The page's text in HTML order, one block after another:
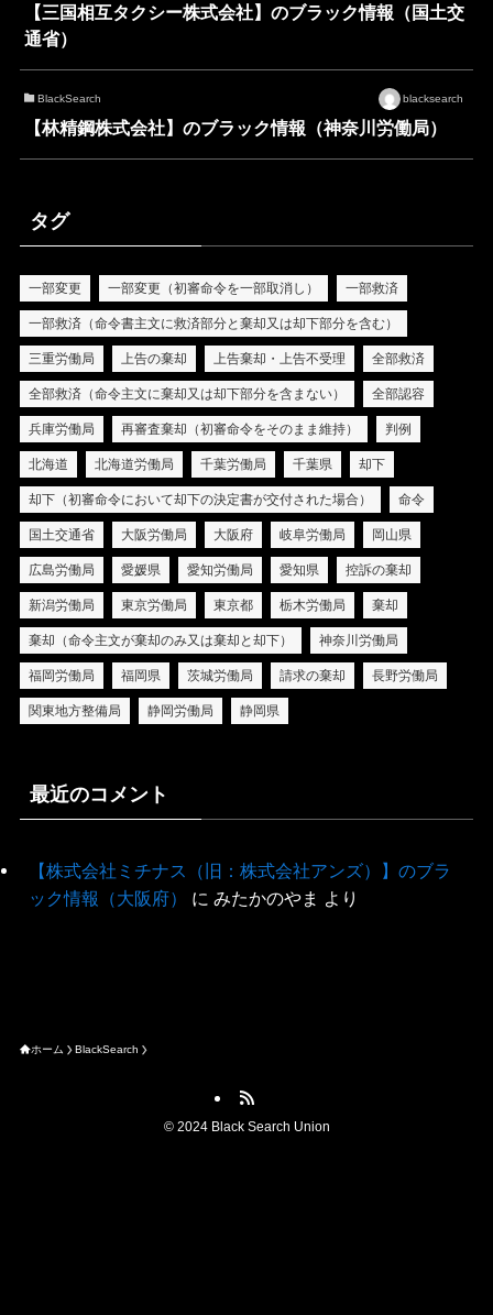
【三国相互タクシー株式会社】のブラック情報（国土交
通省）
BlackSearch blacksearch
【林精鋼株式会社】のブラック情報（神奈川労働局）
タグ
一部変更 一部変更（初審命令を一部取消し） 一部救済
一部救済（命令書主文に救済部分と棄却又は却下部分を含む）
三重労働局 上告の棄却 上告棄却・上告不受理 全部救済
全部救済（命令主文に棄却又は却下部分を含まない） 全部認容
兵庫労働局 再審査棄却（初審命令をそのまま維持） 判例
北海道 北海道労働局 千葉労働局 千葉県 却下
却下（初審命令において却下の決定書が交付された場合） 命令
国土交通省 大阪労働局 大阪府 岐阜労働局 岡山県
広島労働局 愛媛県 愛知労働局 愛知県 控訴の棄却
新潟労働局 東京労働局 東京都 栃木労働局 棄却
棄却（命令主文が棄却のみ又は棄却と却下） 神奈川労働局
福岡労働局 福岡県 茨城労働局 請求の棄却 長野労働局
関東地方整備局 静岡労働局 静岡県
最近のコメント
【株式会社ミチナス（旧：株式会社アンズ）】のブラ
ック情報（大阪府）
に みたかのやま より
ホーム BlackSearch
©2024 Black Search Union